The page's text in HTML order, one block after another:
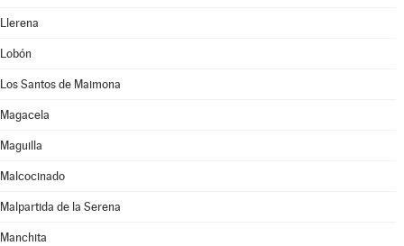
Llerena
Lobón
Los Santos de Maimona
Magacela
Maguilla
Malcocinado
Malpartida de la Serena
Manchita